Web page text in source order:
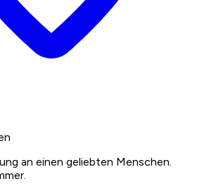
an einen geliebten Menschen.